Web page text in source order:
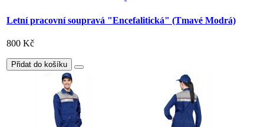
Letní pracovní soupravá "Encefalitická" (Tmavé Modrá)
800 Kč
Přidat do košíku